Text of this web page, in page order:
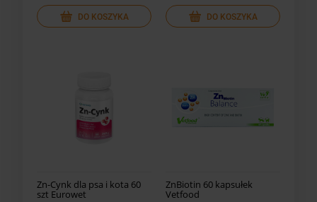
DO KOSZYKA DO KOSZYKA
Zn-Cynk dla psa i kota 60
szt Eurowet
ZnBiotin 60 kapsułek
Vetfood